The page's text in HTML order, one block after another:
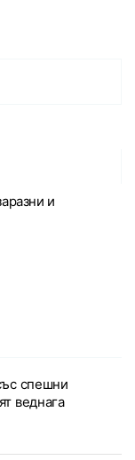
и
спешни
веднага